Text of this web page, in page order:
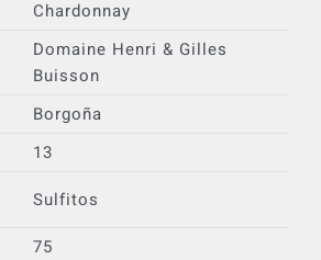
Chardonnay
Domaine Henri & Gilles
Buisson
Borgoña
13
Sulfitos
75